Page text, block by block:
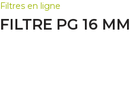
Filtres en ligne
FILTRE PG 16 MM